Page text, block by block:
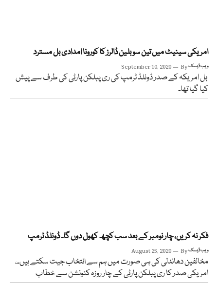
امریکی سینیٹ میں تین سو بلین ڈالرز کا کورونا امدادی بل مسترد
September 10, 2020 Byویب ڈیسک
بل امریکہ کے صدر ڈونلڈ ٹرمپ کی ری پبلکن پارٹی کی طرف سے پیش
کیا گیا تھا۔
فکر نہ کریں، چار نومبر کے بعد سب کچھ کھول دوں گا۔ ڈونلڈ ٹرمپ
August 25, 2020 Byویب ڈیسک
مخالفین دھاندلی کی ہی صورت میں ہم سے انتخاب جیت سکتے ہیں۔،
امریکی صدر کا ری پبلکن پارٹی کے چار روزہ کنونشن سے خطاب